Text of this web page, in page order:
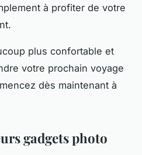
à profiter de votre
plus confortable et
votre prochain voyage
dès maintenant à
gadgets photo